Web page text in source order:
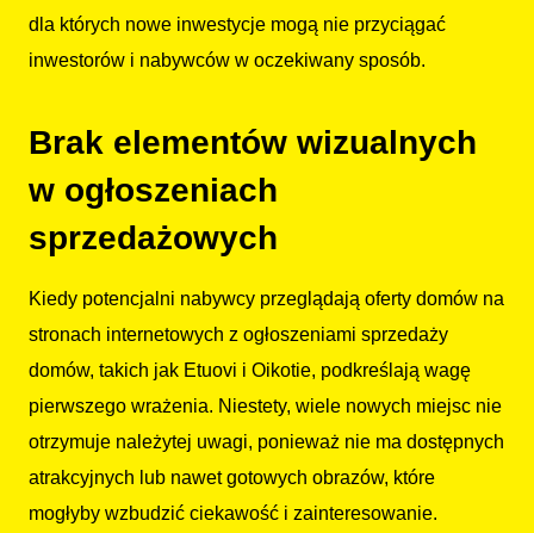
dla których nowe inwestycje mogą nie przyciągać
inwestorów i nabywców w oczekiwany sposób.
Brak elementów wizualnych
w ogłoszeniach
sprzedażowych
Kiedy potencjalni nabywcy przeglądają oferty domów na
stronach internetowych z ogłoszeniami sprzedaży
domów, takich jak Etuovi i Oikotie, podkreślają wagę
pierwszego wrażenia. Niestety, wiele nowych miejsc nie
otrzymuje należytej uwagi, ponieważ nie ma dostępnych
atrakcyjnych lub nawet gotowych obrazów, które
mogłyby wzbudzić ciekawość i zainteresowanie.